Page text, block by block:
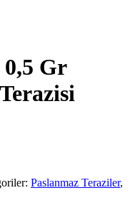
0,5 Gr
Paslanmaz Teraziler,